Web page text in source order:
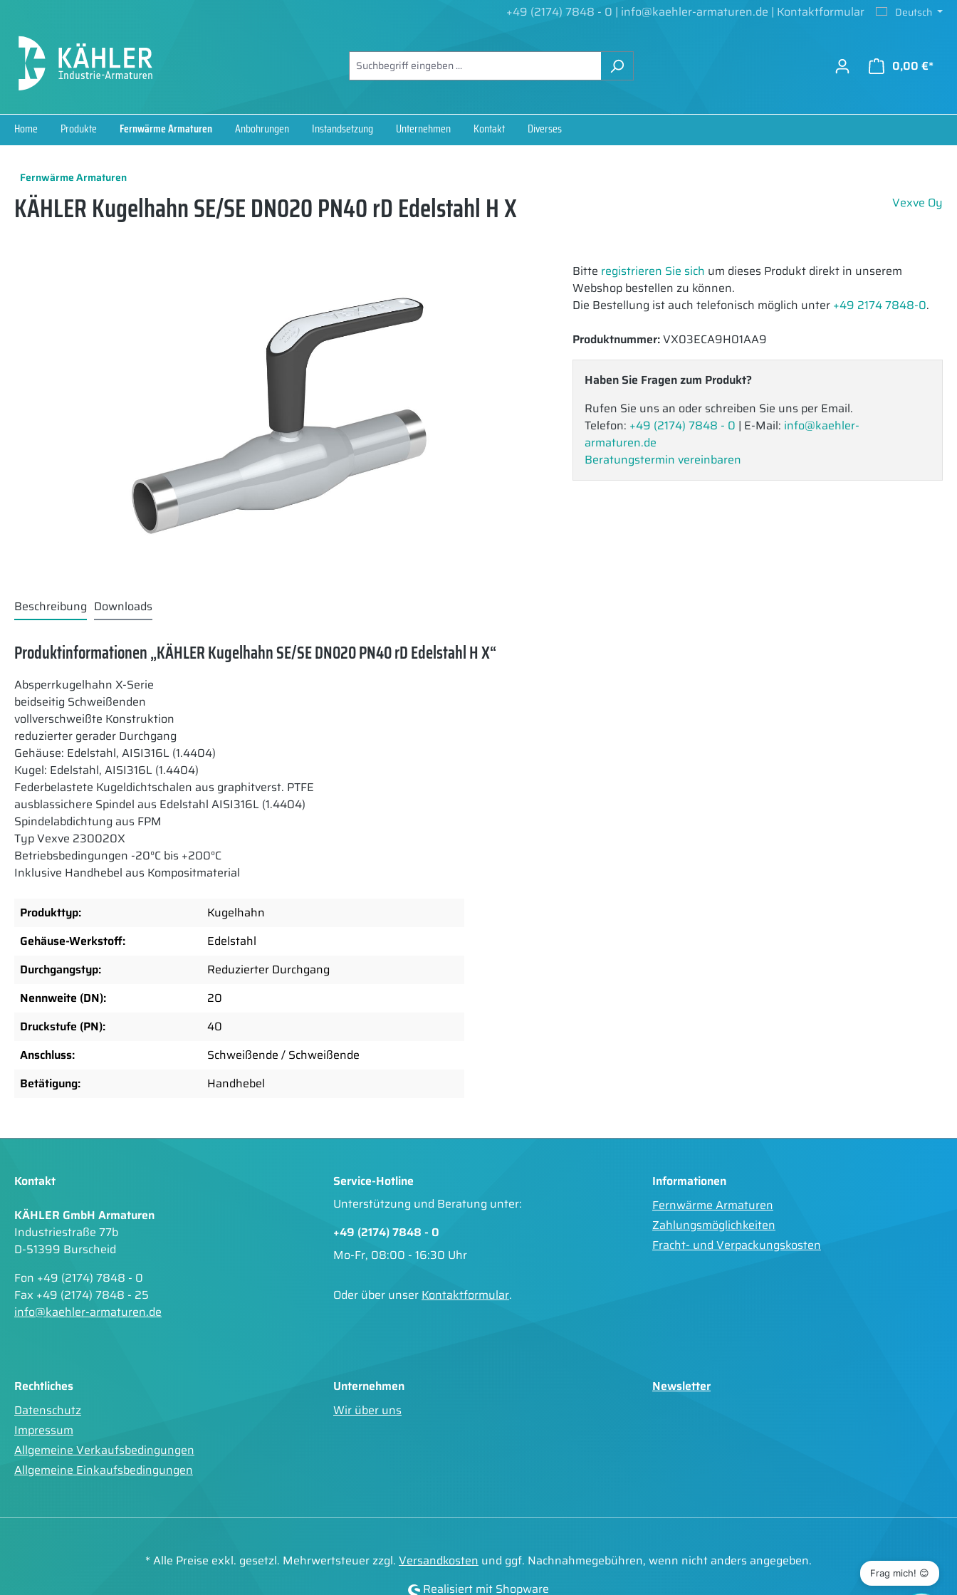
+49 (2174) 7848 - 0 | info@kaehler-armaturen.de | Kontaktformular Deutsch
0,00 €*
Home Produkte Fernwärme Armaturen Anbohrungen Instandsetzung Unternehmen Kontakt Diverses
Fernwärme Armaturen
KÄHLER Kugelhahn SE/SE DN020 PN40 rD Edelstahl H X Vexve Oy
Bitte registrieren Sie sich um dieses Produkt direkt in unserem
Webshop bestellen zu können.
Die Bestellung ist auch telefonisch möglich unter +49 2174 7848-0.
Produktnummer:VX03ECA9H01AA9
Haben Sie Fragen zum Produkt?
Rufen Sie uns an oder schreiben Sie uns per Email.
Telefon: +49 (2174) 7848 - 0 | E-Mail: info@kaehler-
armaturen.de
Beratungstermin vereinbaren
Beschreibung Downloads
Produktinformationen „KÄHLER Kugelhahn SE/SE DN020 PN40 rD Edelstahl H X“
Absperrkugelhahn X-Serie
beidseitig Schweißenden
vollverschweißte Konstruktion
reduzierter gerader Durchgang
Gehäuse: Edelstahl, AISI316L (1.4404)
Kugel: Edelstahl, AISI316L (1.4404)
Federbelastete Kugeldichtschalen aus graphitverst. PTFE
ausblassichere Spindel aus Edelstahl AISI316L (1.4404)
Spindelabdichtung aus FPM
Typ Vexve 230020X
Betriebsbedingungen -20°C bis +200°C
Inklusive Handhebel aus Kompositmaterial
Produkttyp:
Kugelhahn
Gehäuse-Werkstoff:
Edelstahl
Durchgangstyp:
Reduzierter Durchgang
Nennweite (DN):
20
Druckstufe (PN):
40
Anschluss:
Schweißende / Schweißende
Betätigung:
Handhebel
Kontakt
KÄHLER GmbH Armaturen
Industriestraße 77b
D-51399 Burscheid
Fon +49 (2174) 7848 - 0
Fax +49 (2174) 7848 - 25
info@kaehler-armaturen.de
Service-Hotline
Unterstützung und Beratung unter:
+49 (2174) 7848 - 0
Mo-Fr, 08:00 - 16:30 Uhr
Oder über unserKontaktformular.
Informationen
Fernwärme Armaturen
Zahlungsmöglichkeiten
Fracht- und Verpackungskosten
Rechtliches
Datenschutz
Impressum
Allgemeine Verkaufsbedingungen
Allgemeine Einkaufsbedingungen
Unternehmen
Wir über uns
Newsletter
* Alle Preise exkl. gesetzl. Mehrwertsteuer zzgl. Versandkosten und ggf. Nachnahmegebühren, wenn nicht anders angegeben.
Realisiert mit Shopware
Frag mich! 😊